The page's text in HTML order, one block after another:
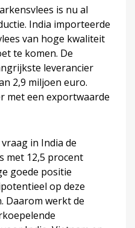
is nu al
India importeerde
van hoge kwaliteit
te komen. De
leverancier
2,9 miljoen euro.
met een exportwaarde
in India de
met 12,5 procent
goede positie
op deze
Daarom werkt de